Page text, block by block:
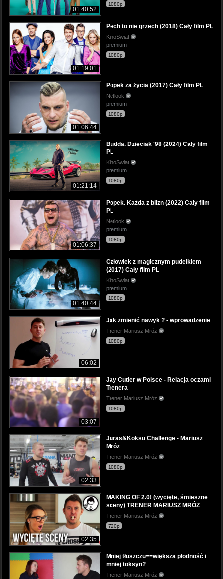
01:40:52
1080p
01:19:01
Pech to nie grzech (2018) Cały film PL
KinoSwiat
premium
1080p
01:06:44
Popek za życia (2017) Cały film PL
Netlook
premium
1080p
01:21:14
Budda. Dzieciak '98 (2024) Cały film
PL
KinoSwiat
premium
1080p
01:06:37
Popek. Każda z blizn (2022) Cały film
PL
Netlook
premium
1080p
01:40:44
Człowiek z magicznym pudełkiem
(2017) Cały film PL
KinoSwiat
premium
1080p
06:02
Jak zmienić nawyk ? - wprowadzenie
Trener Mariusz Mróz
1080p
03:07
Jay Cutler w Polsce - Relacja oczami
Trenera
Trener Mariusz Mróz
1080p
02:33
Juras&Koksu Challenge - Mariusz
Mróz
Trener Mariusz Mróz
1080p
02:35
MAKING OF 2.0! (wycięte, śmieszne
sceny) TRENER MARIUSZ MRÓZ
Trener Mariusz Mróz
720p
Mniej tłuszczu==większa płodność i
mniej toksyn?
Trener Mariusz Mróz